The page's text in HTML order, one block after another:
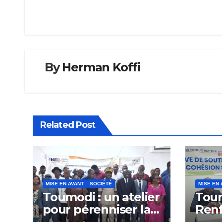
ByHerman Koffi
Related Post
MISE EN AVANT SOCIÉTÉ
Toumodi : un atelier
pour pérenniser la
MISE EN